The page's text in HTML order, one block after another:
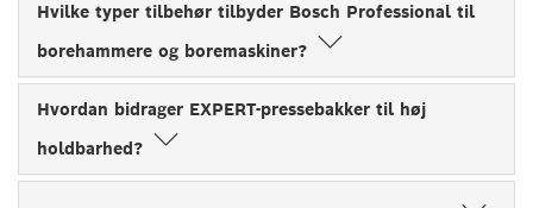
Hvilke typer tilbehør tilbyder Bosch Professional til
borehammere og boremaskiner?
Hvordan bidrager EXPERT-pressebakker til høj
holdbarhed?